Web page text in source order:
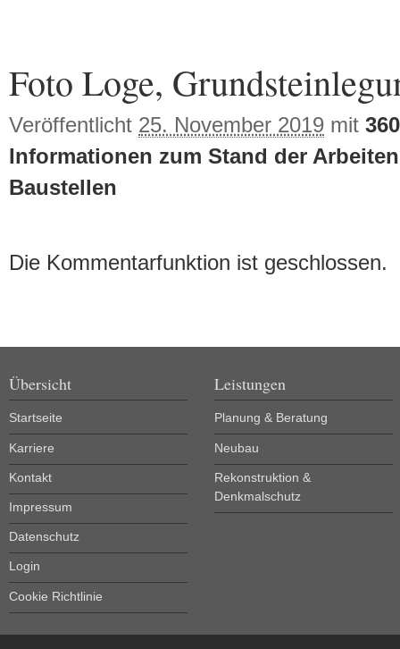
Foto Loge,
Veröffentlicht 25. November 2019 mit
Informationen zum Stand der
Baustellen
Die Kommentarfunktion ist geschlossen.
Übersicht
Startseite
Karriere
Kontakt
Impressum
Datenschutz
Login
Cookie Richtlinie
Leistungen
Planung & Beratung
Neubau
Rekonstruktion &
Denkmalschutz